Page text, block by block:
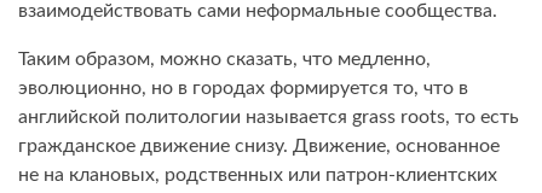
взаимодействовать сами неформальные сообщества.
Таким образом, можно сказать, что медленно,
эволюционно, но в городах формируется то, что в
английской политологии называется grass roots, то есть
гражданское движение снизу. Движение, основанное
не на клановых, родственных или патрон-клиентских